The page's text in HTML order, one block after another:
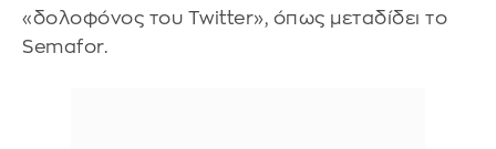
«δολοφόνος του Twitter», όπως μεταδίδει το
Semafor.